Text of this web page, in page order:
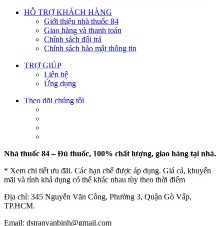
HỖ TRỢ KHÁCH HÀNG
Giới thiệu nhà thuốc 84
Giao hàng và thanh toán
Chính sách đổi trả
Chính sách bảo mật thông tin
TRỢ GIÚP
Liên hệ
Ứng dụng
Theo dõi chúng tôi
Nhà thuốc 84 – Đủ thuốc, 100% chất lượng, giao hàng tại nhà.
* Xem chi tiết ưu đãi. Các hạn chế được áp dụng. Giá cả, khuyến
mãi và tính khả dụng có thể khác nhau tùy theo thời điểm
Địa chỉ: 345 Nguyễn Văn Công, Phường 3, Quận Gò Vấp,
TP.HCM.
Email: dstranvanbinh@gmail.com